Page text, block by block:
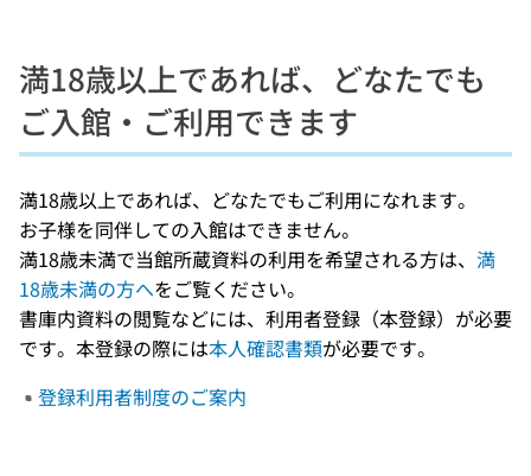
満18歳以上であれば、どなたでも
ご入館・ご利用できます
満18歳以上であれば、どなたでもご利用になれます。
お子様を同伴しての入館はできません。
満18歳未満で当館所蔵資料の利用を希望される方は、 満
18歳未満の方へをご覧ください。
書庫内資料の閲覧などには、利用者登録（本登録）が必要
です。本登録の際には本人確認書類が必要です。
登録利用者制度のご案内